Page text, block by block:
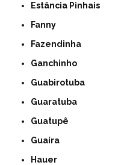
Estância Pinhais
Fanny
Fazendinha
Ganchinho
Guabirotuba
Guaratuba
Guatupê
Guaíra
Hauer